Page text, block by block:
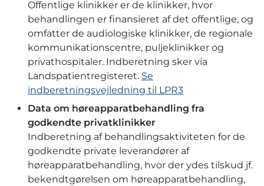
Offentlige klinikker er de klinikker, hvor
behandlingen er finansieret af det offentlige, og
omfatter de audiologiske klinikker, de regionale
kommunikationscentre, puljeklinikker og
privathospitaler. Indberetning sker via
Landspatientregisteret. Se
indberetningsvejledning til LPR3
Data om høreapparatbehandling fra
godkendte privatklinikker
Indberetning af behandlingsaktiviteten for de
godkendte private leverandører af
høreapparatbehandling, hvor der ydes tilskud jf.
bekendtgørelsen om høreapparatbehandling,